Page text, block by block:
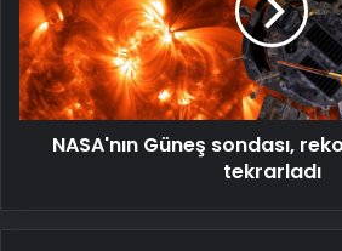
yakın
geçişini
tekrarladı
NASA'nın Güneş sondası,
tekrarladı